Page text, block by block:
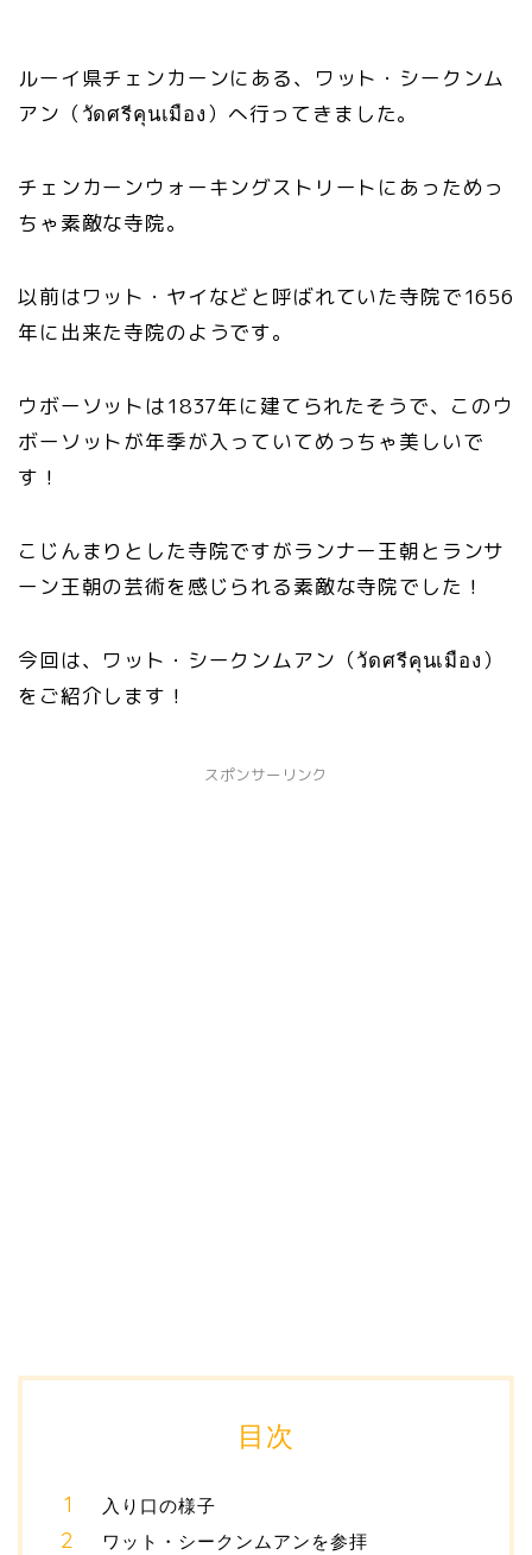
ルーイ県チェンカーンにある、ワット・シークンム
アン（วัดศรีคุนเมือง）へ行ってきました。
チェンカーンウォーキングストリートにあっためっ
ちゃ素敵な寺院。
以前はワット・ヤイなどと呼ばれていた寺院で1656
年に出来た寺院のようです。
ウボーソットは1837年に建てられたそうで、このウ
ボーソットが年季が入っていてめっちゃ美しいで
す！
こじんまりとした寺院ですがランナー王朝とランサ
ーン王朝の芸術を感じられる素敵な寺院でした！
今回は、ワット・シークンムアン（วัดศรีคุนเมือง）
をご紹介します！
スポンサーリンク
目次
入り口の様子
ワット・シークンムアンを参拝